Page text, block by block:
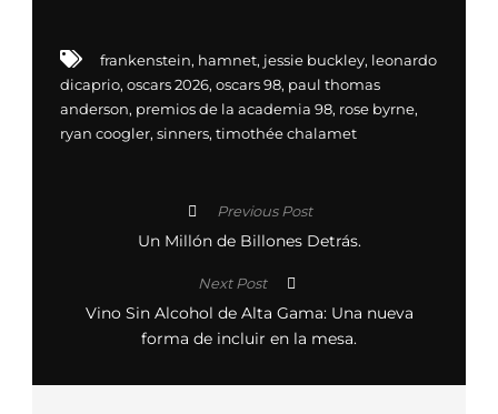
frankenstein, hamnet, jessie buckley, leonardo
dicaprio, oscars 2026, oscars 98, paul thomas
anderson, premios de la academia 98, rose byrne,
ryan coogler, sinners, timothée chalamet
Previous Post
Un Millón de Billones Detrás.
Next Post
Vino Sin Alcohol de Alta Gama: Una nueva
forma de incluir en la mesa.